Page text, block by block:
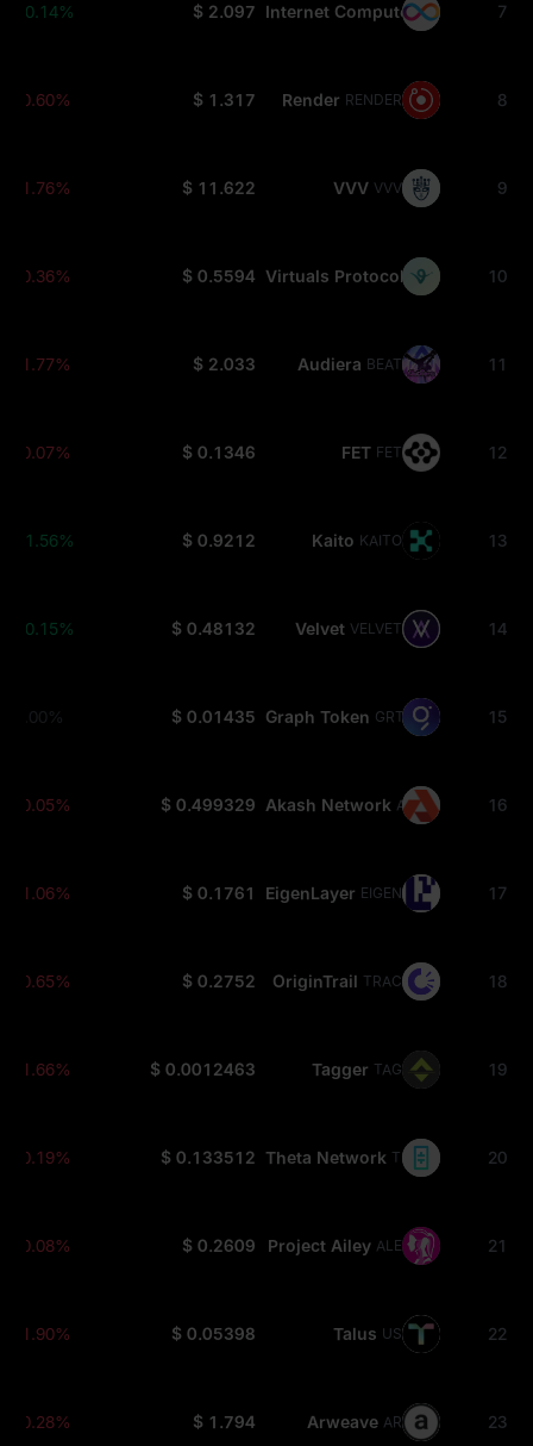
7
Internet Computer ICP
$ 2.097
+0.14%
8
Render RENDER
$ 1.317
-0.60%
9
VVV VVV
$ 11.622
-1.76%
10
Virtuals Protocol VIRTUAL
$ 0.5594
-0.36%
11
Audiera BEAT
$ 2.033
-1.77%
12
FET FET
$ 0.1346
-0.07%
13
Kaito KAITO
$ 0.9212
+1.56%
14
Velvet VELVET
$ 0.48132
+0.15%
15
Graph Token GRT
$ 0.01435
0.00%
16
Akash Network AKT
$ 0.499329
-0.05%
17
EigenLayer EIGEN
$ 0.1761
-1.06%
18
OriginTrail TRAC
$ 0.2752
-0.65%
19
Tagger TAG
$ 0.0012463
-1.66%
20
Theta Network THETA
$ 0.133512
-0.19%
21
Project Ailey ALE
$ 0.2609
-0.08%
22
Talus US
$ 0.05398
-1.90%
23
Arweave AR
$ 1.794
-0.28%